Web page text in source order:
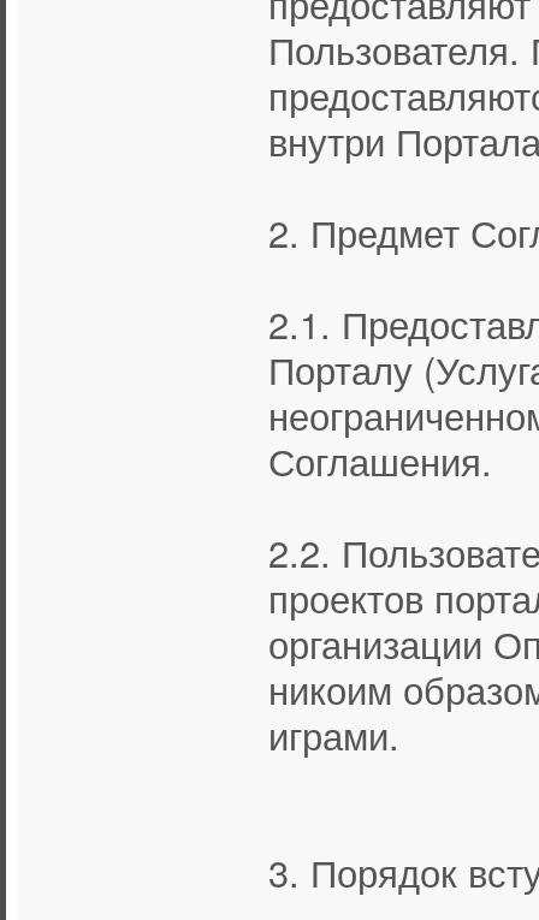
внутри
2. Предмет
2.1.
Порталу
Соглашения.
2.2.
проектов
организации
никоим
играми.
3. Порядок